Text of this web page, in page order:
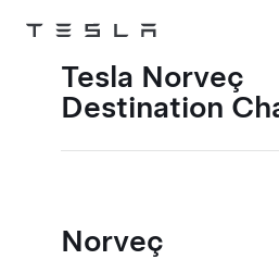
Tesla
Tesla Norveç
Destination
Norveç